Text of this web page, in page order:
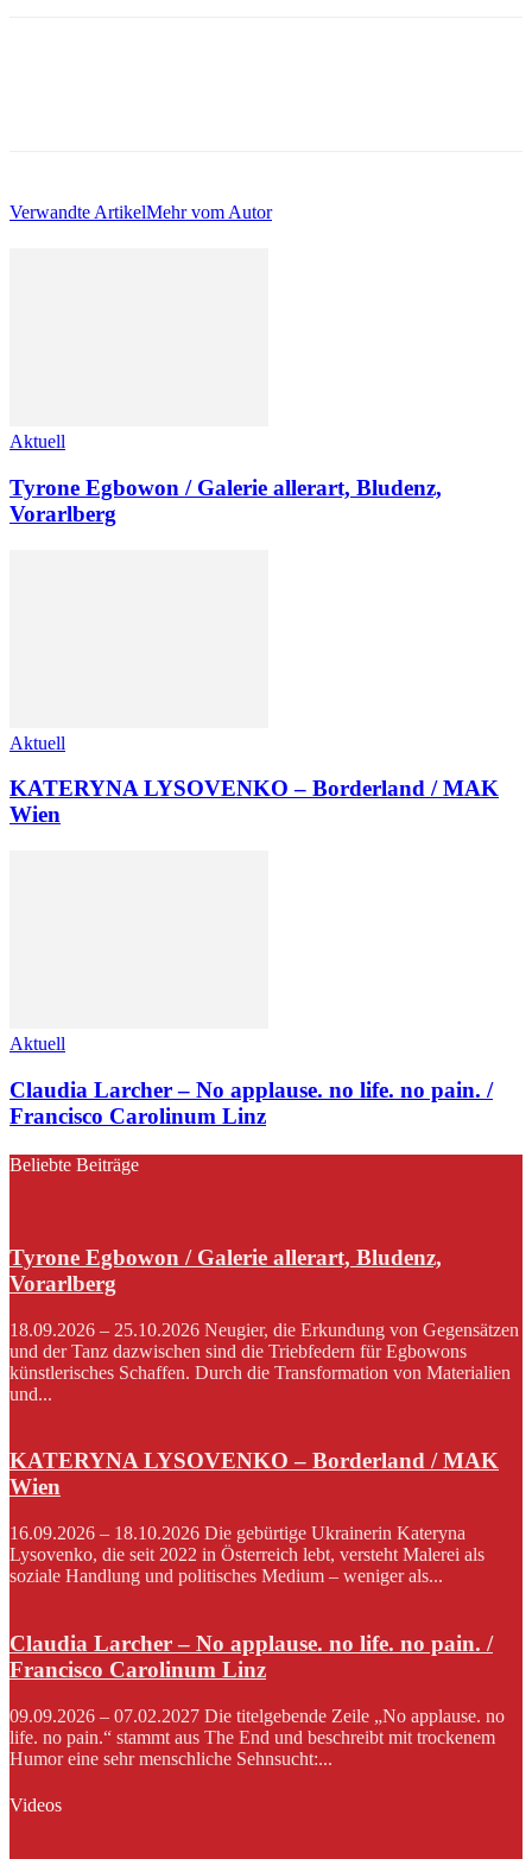
Verwandte ArtikelMehr vom Autor
Aktuell
Tyrone Egbowon / Galerie allerart, Bludenz,
Vorarlberg
Aktuell
KATERYNA LYSOVENKO – Borderland / MAK
Wien
Aktuell
Claudia Larcher – No applause. no life. no pain. /
Francisco Carolinum Linz
Beliebte Beiträge
Tyrone Egbowon / Galerie allerart, Bludenz,
Vorarlberg
18.09.2026 – 25.10.2026 Neugier, die Erkundung von Gegensätzen
und der Tanz dazwischen sind die Triebfedern für Egbowons
künstlerisches Schaffen. Durch die Transformation von Materialien
und...
KATERYNA LYSOVENKO – Borderland / MAK
Wien
16.09.2026 – 18.10.2026 Die gebürtige Ukrainerin Kateryna
Lysovenko, die seit 2022 in Österreich lebt, versteht Malerei als
soziale Handlung und politisches Medium – weniger als...
Claudia Larcher – No applause. no life. no pain. /
Francisco Carolinum Linz
09.09.2026 – 07.02.2027 Die titelgebende Zeile „No applause. no
life. no pain.“ stammt aus The End und beschreibt mit trockenem
Humor eine sehr menschliche Sehnsucht:...
Videos